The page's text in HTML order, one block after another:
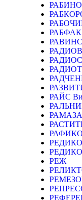
РАБФАК
РАЙС
РЕЖ